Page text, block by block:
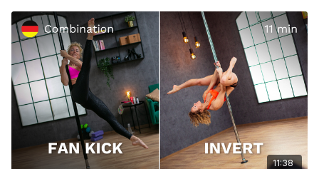
00:36Demo
00:48 Floor
03:55Stand
06:29Air
11:38